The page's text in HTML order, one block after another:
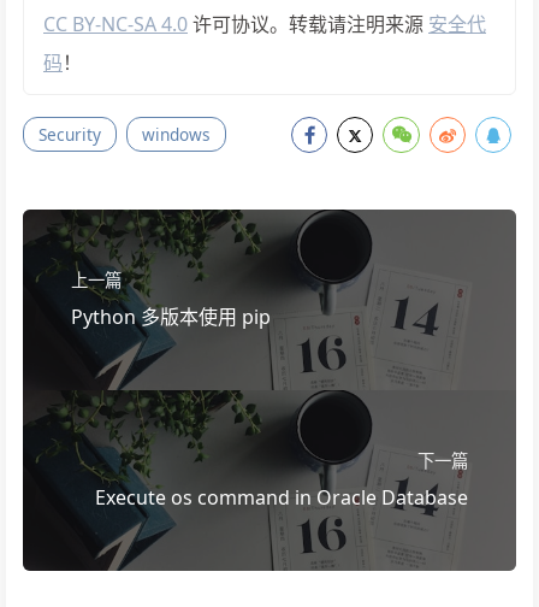
CC BY-NC-SA 4.0许可协议。转载请注明来源 安全代
码！
Security windows
上一篇
Python 多版本使用 pip
下一篇
Execute os command in Oracle Database